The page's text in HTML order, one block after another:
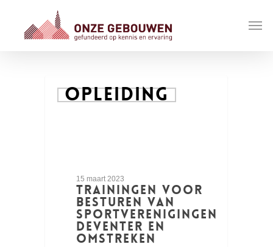
OPLEIDING
15 maart 2023
Trainingen voor
besturen van
sportverenigingen
Deventer en
omstreken